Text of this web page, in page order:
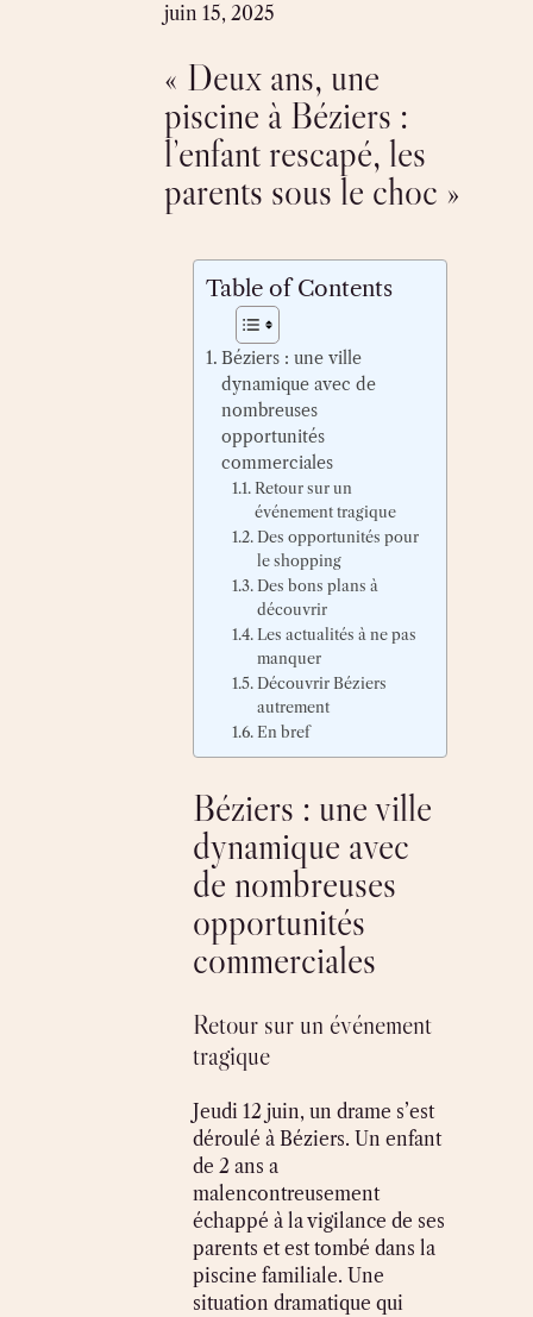
juin 15, 2025
« Deux ans, une
piscine à Béziers :
l’enfant rescapé, les
parents sous le choc »
Table of Contents
Béziers : une ville
dynamique avec de
nombreuses
opportunités
commerciales
Retour sur un
événement tragique
Des opportunités pour
le shopping
Des bons plans à
découvrir
Les actualités à ne pas
manquer
Découvrir Béziers
autrement
En bref
Béziers : une ville
dynamique avec
de nombreuses
opportunités
commerciales
Retour sur un événement
tragique
Jeudi 12 juin, un drame s’est
déroulé à Béziers. Un enfant
de 2 ans a
malencontreusement
échappé à la vigilance de ses
parents et est tombé dans la
piscine familiale. Une
situation dramatique qui